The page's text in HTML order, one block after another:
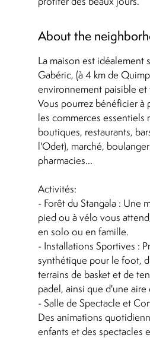
About the
La maison est idéalement
Gabéric, (à 4 km de
environnement paisible et
Vous pourrez bénéficier à
les commerces essentiels
boutiques, restaurants,
l'Odet), marché,
pharmacies...
Activités:
- Forêt du Stangala : Une
pied ou à vélo vous
en solo ou en famille.
- Installations Sportives :
synthétique pour le foot,
terrains de basket et de
padel, ainsi que d'une aire
- Salle de Spectacle et
Des animations
enfants et des spectacles